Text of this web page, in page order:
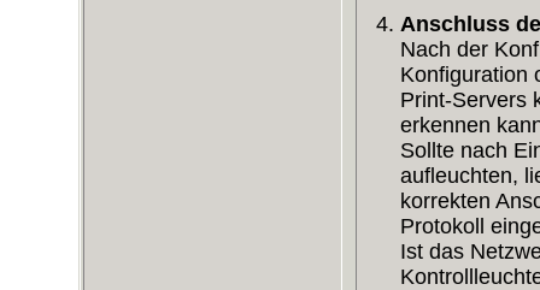
Anschluss
Nach der
Konfiguration
Print-Servers
erkennen
Sollte nach
aufleuchten,
korrekten
Protokoll
Ist das